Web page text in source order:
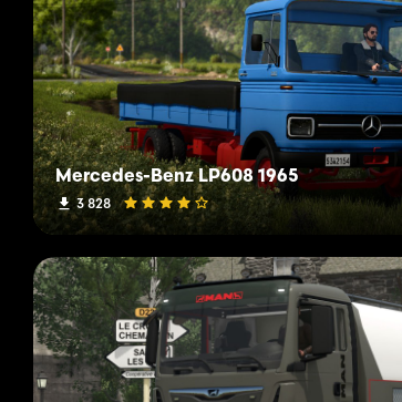
Mercedes-Benz LP608 1965
3 828